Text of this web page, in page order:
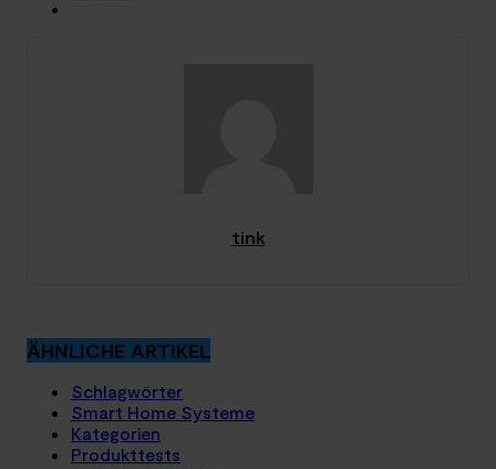
tink
ÄHNLICHE ARTIKEL
Schlagwörter
Smart Home Systeme
Kategorien
Produkttests